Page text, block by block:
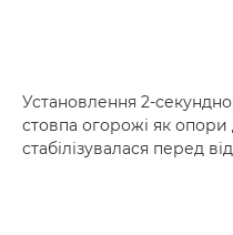
Установлення 2-
стовпа огорожі як опори
стабілізувалася перед